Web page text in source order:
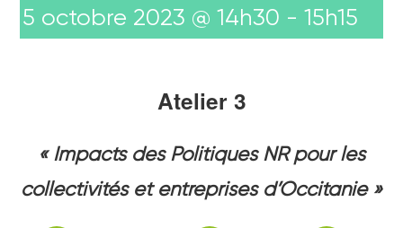
5 octobre 2023 @ 14h30 -15h15
Atelier 3
« Impacts des Politiques NR pour les
collectivités et entreprises d’Occitanie »